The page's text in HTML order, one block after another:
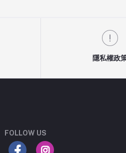
隱私權政
FOLLOW US